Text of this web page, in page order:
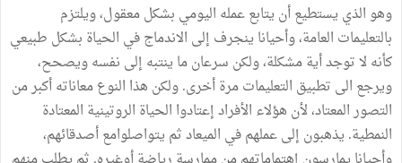
وهو الذي يستطيع أن يتابع عمله اليومي بشكل معقول، ويلتزم
بالتعليمات العامة، وأحيانا ينجرف إلى الاندماج في الحياة بشكل طبيعي
كأنه لا توجد أية مشكلة، ولكن سرعان ما ينتبه إلى نفسه ويصحح،
ويرجع الى تطبيق التعليمات مرة أخرى. ولكن هذا النوع معاناته أكبر من
التصور المعتاد، لأن هؤلاء الأفراد إعتادوا الحياة الروتينية المعتادة
النمطية. يذهبون إلى عملهم في الميعاد ثم يتواصلوامع أصدقائهم،